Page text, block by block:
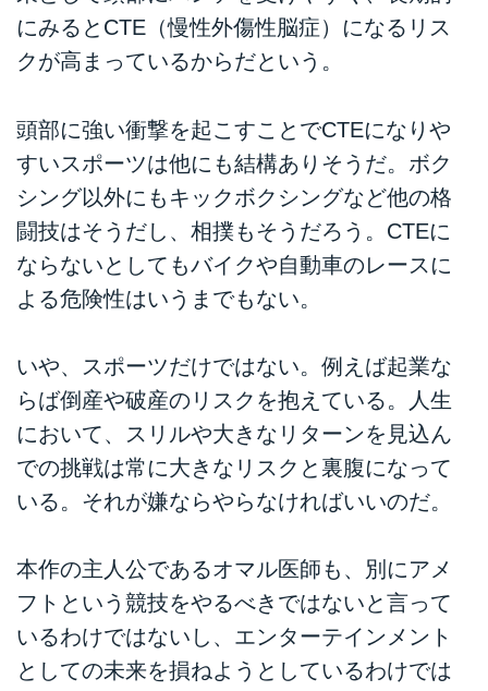
にみるとCTE（慢性外傷性脳症）になるリス
クが高まっているからだという。
頭部に強い衝撃を起こすことでCTEになりや
すいスポーツは他にも結構ありそうだ。ボク
シング以外にもキックボクシングなど他の格
闘技はそうだし、相撲もそうだろう。CTEに
ならないとしてもバイクや自動車のレースに
よる危険性はいうまでもない。
いや、スポーツだけではない。例えば起業な
らば倒産や破産のリスクを抱えている。人生
において、スリルや大きなリターンを見込ん
での挑戦は常に大きなリスクと裏腹になって
いる。それが嫌ならやらなければいいのだ。
本作の主人公であるオマル医師も、別にアメ
フトという競技をやるべきではないと言って
いるわけではないし、エンターテインメント
としての未来を損ねようとしているわけでは